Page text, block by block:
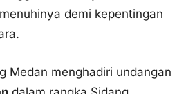
dalam rangka Sidang
pidato kenegaraan